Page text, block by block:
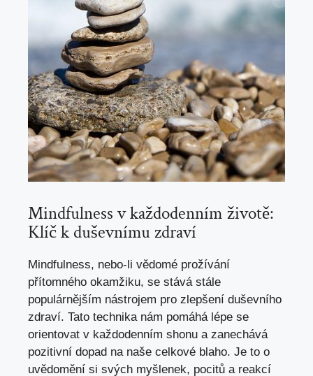
Mindfulness v každodenním životě:
Klíč k duševnímu zdraví
Mindfulness, nebo-li vědomé prožívání
přítomného okamžiku, se stává stále
populárnějším nástrojem pro zlepšení duševního
zdraví. Tato technika nám pomáhá lépe se
orientovat v každodenním shonu a zanechává
pozitivní dopad na naše celkové blaho. Je to o
uvědomění si svých myšlenek, pocitů a reakcí